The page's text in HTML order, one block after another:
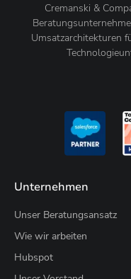
Cremanski &
Umsatzarchitekturen
Unternehmen
Unser Beratungsansatz
Wie wir arbeiten
Hubspot